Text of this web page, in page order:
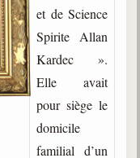
et de Science
Spirite Allan
Kardec ».
Elle avait
pour siège le
domicile
familial d’un